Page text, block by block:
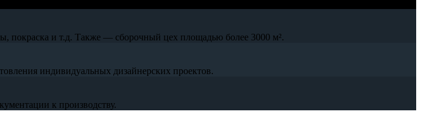
покраска и т.д. Также — сборочный цех площадью более 3000 м².
индивидуальных дизайнерских проектов.
к производству.